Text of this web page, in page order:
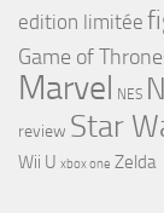
edition limitée
Game of
Marvel NES
review Star
Wii U xbox one Zelda